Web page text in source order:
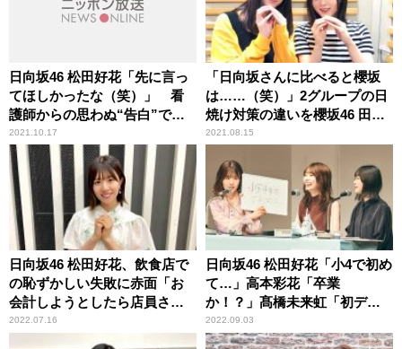
日向坂46 松田好花「先に言っ
てほしかったな（笑）」 看
護師からの思わぬ“告白”で頭
が真っ白になった顛末を明か
す
2021.10.17
「日向坂さんに比べると櫻坂
は……（笑）」2グループの日
焼け対策の違いを櫻坂46 田村
保乃＆尾関梨香が振り返る
2021.08.15
日向坂46 松田好花、飲食店で
の恥ずかしい失敗に赤面「お
会計しようとしたら店員さん
が……」
2022.07.16
日向坂46 松田好花「小4で初め
て…」高本彩花「卒業
か！？」髙橋未来虹「初デー
ト！」 どこにも出してない
新情報を続々公開の『日向坂
2022.09.03